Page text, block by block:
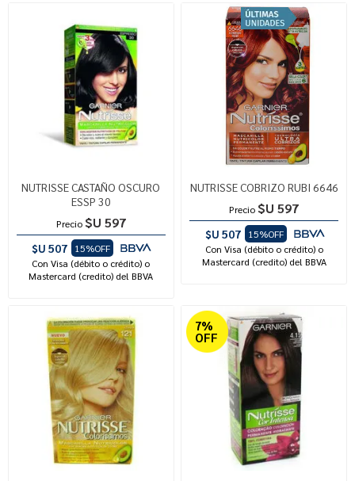
NUTRISSE CASTAÑO OSCURO
ESSP 30
Precio $U 597
$U 507
15%OFF
Con Visa (débito o crédito) o
Mastercard (credito) del BBVA
NUTRISSE COBRIZO RUBI 6646
Precio $U 597
$U 507
15%OFF
Con Visa (débito o crédito) o
Mastercard (credito) del BBVA
7%
OFF